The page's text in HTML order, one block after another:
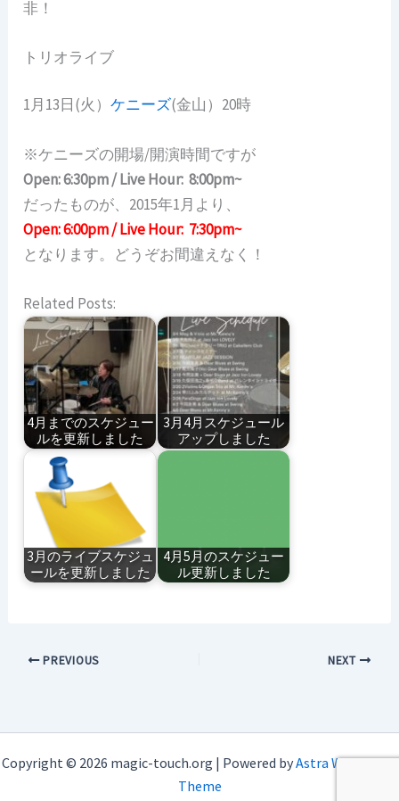
非！
トリオライブ
1月13日(火）ケニーズ(金山）20時
※ケニーズの開場/開演時間ですが
Open: 6:30pm / Live Hour: 8:00pm~
だったものが、2015年1月より、
Open: 6:00pm / Live Hour: 7:30pm~
となります。どうぞお間違えなく！
Related Posts:
4月までのスケジュー
ルを更新しました
3月4月スケジュール
アップしました
3月のライブスケジュ
ールを更新しました
4月5月のスケジュー
ル更新しました
PREVIOUS NEXT
Copyright © 2026 magic-touch.org | Powered byAstra WordPress
Theme